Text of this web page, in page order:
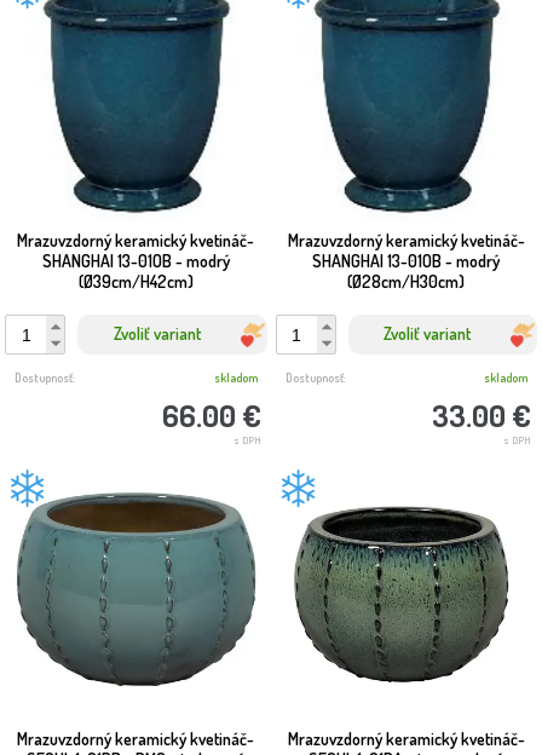
Mrazuvzdorný keramický kvetináč-
SHANGHAI 13-01OB - modrý
(Ø39cm/H42cm)
Zvoliť variant
66.00 €
s DPH
Dostupnosť: skladom
Mrazuvzdorný keramický kvetináč-
SHANGHAI 13-01OB - modrý
(Ø28cm/H30cm)
Zvoliť variant
33.00 €
s DPH
Dostupnosť: skladom
Mrazuvzdorný keramický kvetináč-
Mrazuvzdorný keramický kvetináč-